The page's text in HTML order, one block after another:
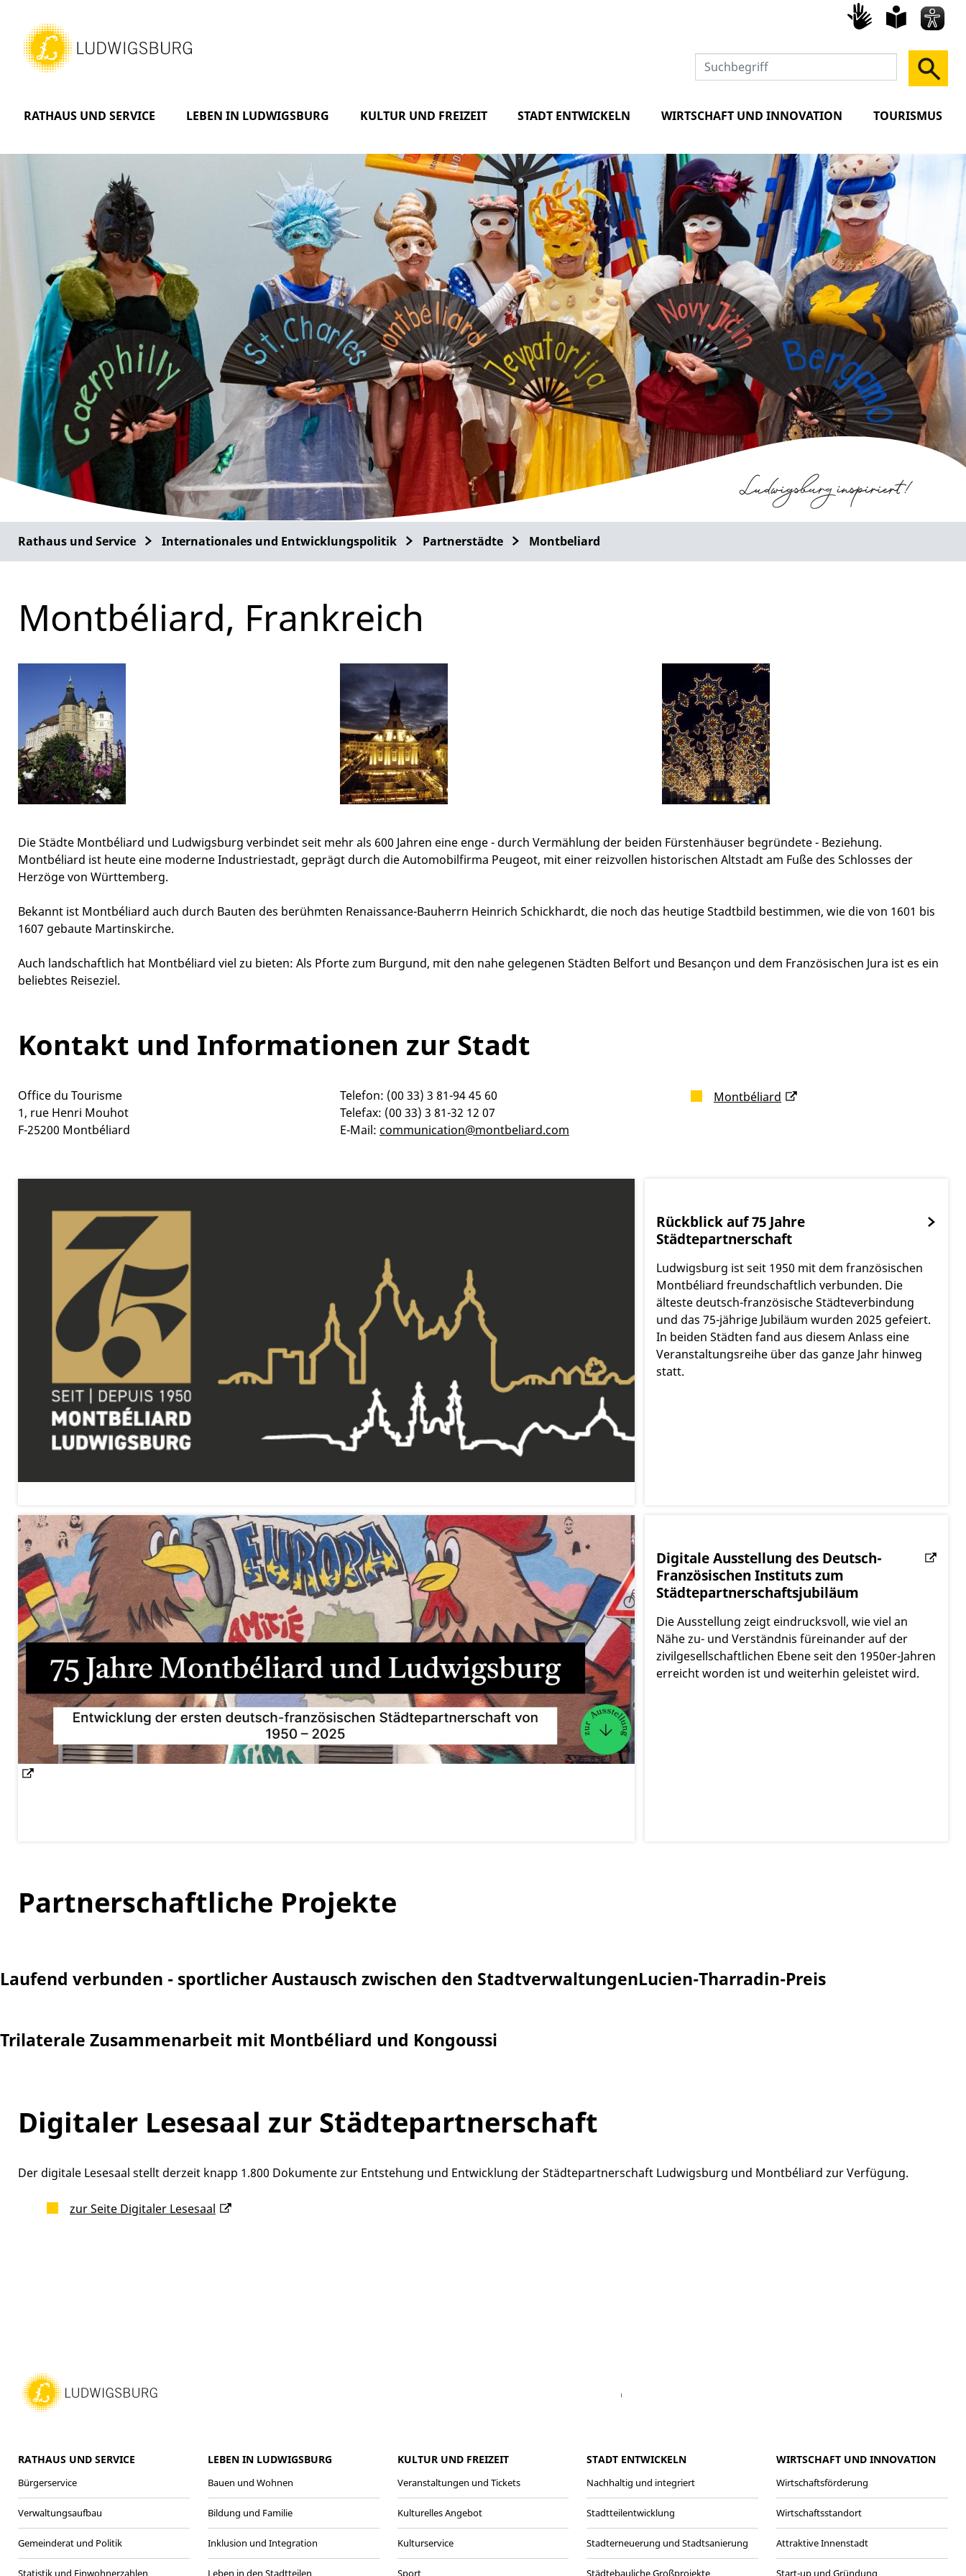
RATHAUS UND SERVICE LEBEN IN LUDWIGSBURG KULTUR UND FREIZEIT STADT ENTWICKELN WIRTSCHAFT UND INNOVATION TOURISMUS
Rathaus und Service Internationales und Entwicklungspolitik Partnerstädte Montbeliard
Montbéliard, Frankreich
Die Städte Montbéliard und Ludwigsburg verbindet seit mehr als 600 Jahren eine enge - durch Vermählung der beiden Fürstenhäuser begründete - Beziehung.
Montbéliard ist heute eine moderne Industriestadt, geprägt durch die Automobilfirma Peugeot, mit einer reizvollen historischen Altstadt am Fuße des Schlosses der
Herzöge von Württemberg.
Bekannt ist Montbéliard auch durch Bauten des berühmten Renaissance-Bauherrn Heinrich Schickhardt, die noch das heutige Stadtbild bestimmen, wie die von 1601 bis
1607 gebaute Martinskirche.
Auch landschaftlich hat Montbéliard viel zu bieten: Als Pforte zum Burgund, mit den nahe gelegenen Städten Belfort und Besançon und dem Französischen Jura ist es ein
beliebtes Reiseziel.
Kontakt und Informationen zur Stadt
Office du Tourisme
1, rue Henri Mouhot
F-25200 Montbéliard
Telefon: (00 33) 3 81-94 45 60
Telefax: (00 33) 3 81-32 12 07
E-Mail: communication@montbeliard.com
Montbéliard
Rückblick auf 75 Jahre
Städtepartnerschaft
Ludwigsburg ist seit 1950 mit dem französischen
Montbéliard freundschaftlich verbunden. Die
älteste deutsch-französische Städteverbindung
und das 75-jährige Jubiläum wurden 2025 gefeiert.
In beiden Städten fand aus diesem Anlass eine
Veranstaltungsreihe über das ganze Jahr hinweg
statt.
Digitale Ausstellung des Deutsch-
Französischen Instituts zum
Städtepartnerschaftsjubiläum
Die Ausstellung zeigt eindrucksvoll, wie viel an
Nähe zu- und Verständnis füreinander auf der
zivilgesellschaftlichen Ebene seit den 1950er-Jahren
erreicht worden ist und weiterhin geleistet wird.
Partnerschaftliche Projekte
Laufend verbunden - sportlicher Austausch zwischen den StadtverwaltungenLucien-Tharradin-Preis
Trilaterale Zusammenarbeit mit Montbéliard und Kongoussi
Digitaler Lesesaal zur Städtepartnerschaft
Der digitale Lesesaal stellt derzeit knapp 1.800 Dokumente zur Entstehung und Entwicklung der Städtepartnerschaft Ludwigsburg und Montbéliard zur Verfügung.
zur Seite Digitaler Lesesaal
LinkedIn
RATHAUS UND SERVICE
Bürgerservice
Verwaltungsaufbau
Gemeinderat und Politik
Statistik und Einwohnerzahlen
LEBEN IN LUDWIGSBURG
Bauen und Wohnen
Bildung und Familie
Inklusion und Integration
Leben in den Stadtteilen
KULTUR UND FREIZEIT
Veranstaltungen und Tickets
Kulturelles Angebot
Kulturservice
Sport
STADT ENTWICKELN
Nachhaltig und integriert
Stadtteilentwicklung
Stadterneuerung und Stadtsanierung
Städtebauliche Großprojekte
WIRTSCHAFT UND INNOVATION
Wirtschaftsförderung
Wirtschaftsstandort
Attraktive Innenstadt
Start-up und Gründung